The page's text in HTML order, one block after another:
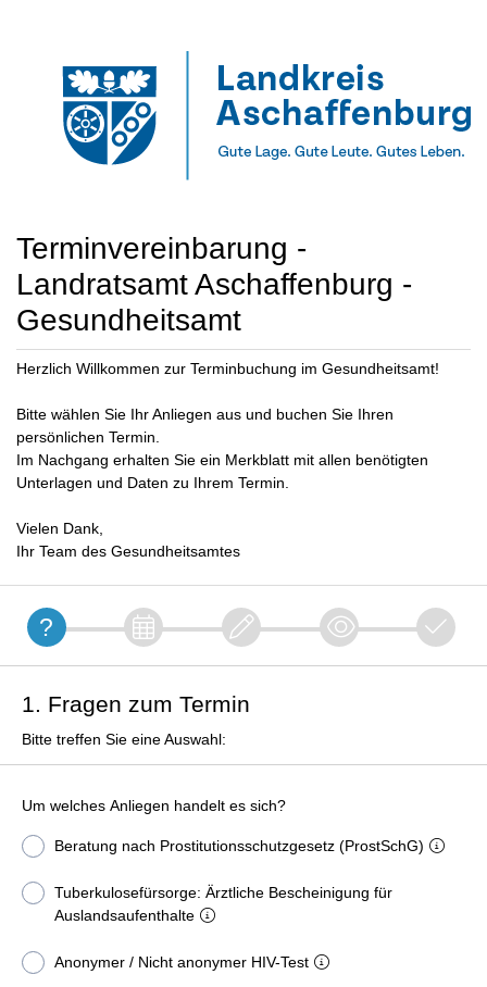
Terminvereinbarung -
Landratsamt Aschaffenburg -
Gesundheitsamt
Herzlich Willkommen zur Terminbuchung im Gesundheitsamt!
Bitte wählen Sie Ihr Anliegen aus und buchen Sie Ihren
persönlichen Termin.
Im Nachgang erhalten Sie ein Merkblatt mit allen benötigten
Unterlagen und Daten zu Ihrem Termin.
Vielen Dank,
Ihr Team des Gesundheitsamtes
1. Fragen zum Termin
Bitte treffen Sie eine Auswahl:
Um welches Anliegen handelt es sich?
Beratung nach Prostitutionsschutzgesetz (ProstSchG)
Tuberkulosefürsorge: Ärztliche Bescheinigung für
Auslandsaufenthalte
Anonymer / Nicht anonymer HIV-Test